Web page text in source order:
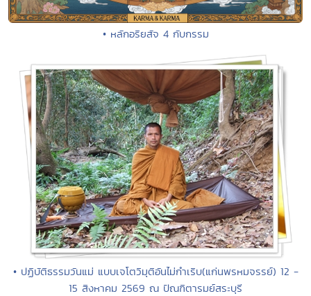
• หลักอริยสัจ 4 กับกรรม
• ปฏิบัติธรรมวันแม่ แบบเจโตวิมุติอันไม่กำเริบ(แก่นพรหมจรรย์) 12 -
15 สิงหาคม 2569 ณ ปัณฑิตารมย์สระบุรี